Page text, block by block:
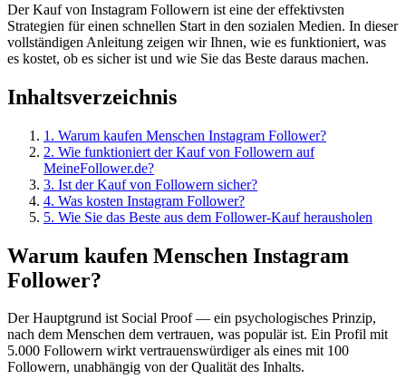
Der Kauf von Instagram Followern ist eine der effektivsten
Strategien für einen schnellen Start in den sozialen Medien. In dieser
vollständigen Anleitung zeigen wir Ihnen, wie es funktioniert, was
es kostet, ob es sicher ist und wie Sie das Beste daraus machen.
Inhaltsverzeichnis
1 . Warum kaufen Menschen Instagram Follower?
2. Wie funktioniert der Kauf von Followern auf
MeineFollower.de?
3. Ist der Kauf von Followern sicher?
4. Was kosten Instagram Follower?
5. Wie Sie das Beste aus dem Follower-Kauf herausholen
Warum kaufen Menschen Instagram
Follower?
Der Hauptgrund ist Social Proof — ein psychologisches Prinzip,
nach dem Menschen dem vertrauen, was populär ist. Ein Profil mit
5.000 Followern wirkt vertrauenswürdiger als eines mit 100
Followern, unabhängig von der Qualität des Inhalts.